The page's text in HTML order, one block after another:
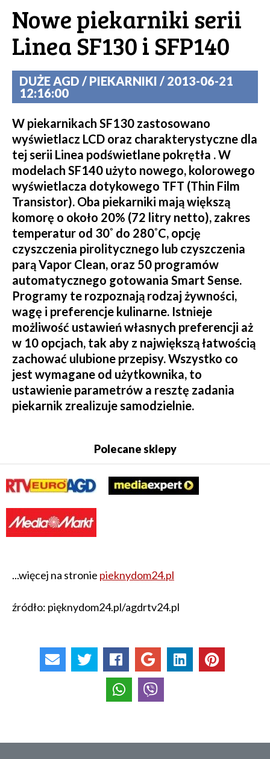
Nowe piekarniki serii
Linea SF130 i SFP140
DUŻE AGD / PIEKARNIKI / 2013-06-21
12:16:00
W piekarnikach SF130 zastosowano
wyświetlacz LCD oraz charakterystyczne dla
tej serii Linea podświetlane pokrętła . W
modelach SF140 użyto nowego, kolorowego
wyświetlacza dotykowego TFT (Thin Film
Transistor). Oba piekarniki mają większą
komorę o około 20% (72 litry netto), zakres
temperatur od 30˚ do 280˚C, opcję
czyszczenia pirolitycznego lub czyszczenia
parą Vapor Clean, oraz 50 programów
automatycznego gotowania Smart Sense.
Programy te rozpoznają rodzaj żywności,
wagę i preferencje kulinarne. Istnieje
możliwość ustawień własnych preferencji aż
w 10 opcjach, tak aby z największą łatwością
zachować ulubione przepisy. Wszystko co
jest wymagane od użytkownika, to
ustawienie parametrów a resztę zadania
piekarnik zrealizuje samodzielnie.
Polecane sklepy
...więcej na stronie pieknydom24.pl
źródło: pięknydom24.pl/agdrtv24.pl